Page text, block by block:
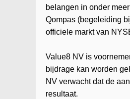
belangen in onder
Qompas (begeleiding
officiele markt van
Value8 NV is
bijdrage kan worden
NV verwacht dat de
resultaat.